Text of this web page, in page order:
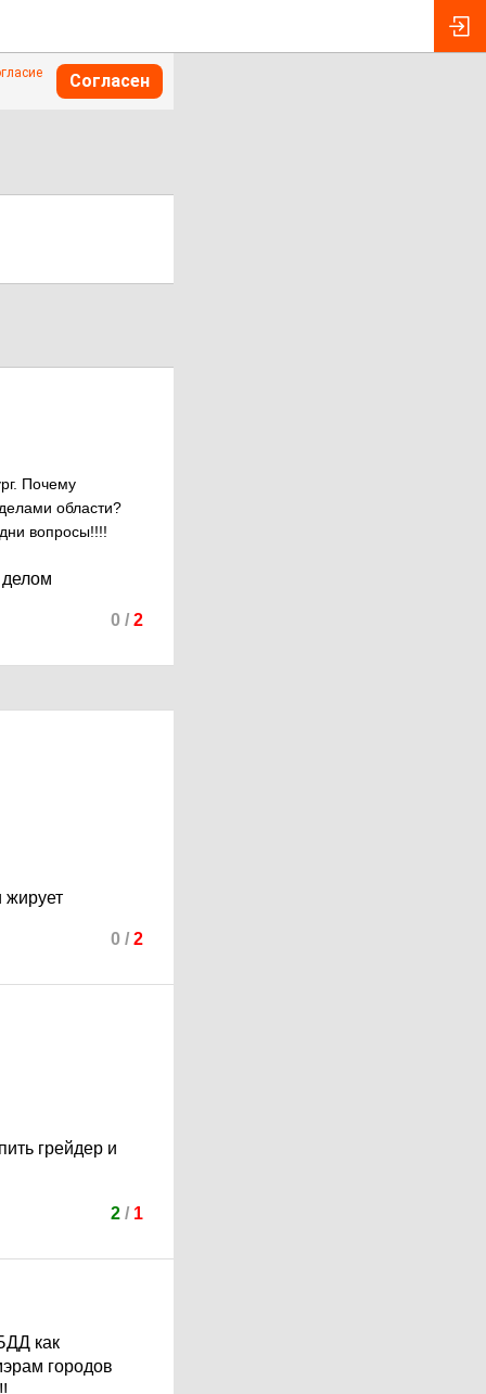
Согласен
Почему
области?
вопросы!!!!
делом
0 / 2
жирует
0 / 2
грейдер и
2/ 1
как
городов